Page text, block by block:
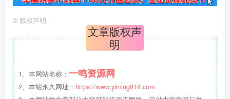
© 版权声明
文章版权声
明
1、本网站名称： 一鸣资源网
2、本站永久网址： https://www.yiming818.com